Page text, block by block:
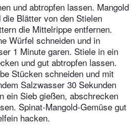
und abtropfen lassen. Mangold
Blätter von den Stielen
die Mittelrippe entfernen.
Würfel schneiden und in
1 Minute garen. Stiele in ein
und gut abtropfen lassen.
Stücken schneiden und mit
Salzwasser 30 Sekunden
ein Sieb gießen, abschrecken
Spinat-­Mangold-Gemüse gut
hacken.